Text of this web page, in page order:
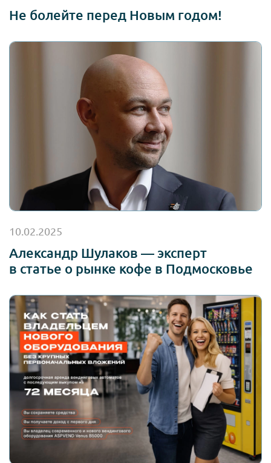
Не болейте перед Новым годом!
10.02.2025
Александр Шулаков — эксперт
в статье о рынке кофе в Подмосковье